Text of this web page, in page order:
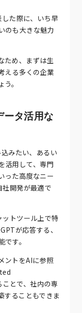
た際に、いち早
のも大きな魅力
ため、まずは生
える多くの企業
。
ータ活用な
みたい、あるい
活用して、専門
った高度なニー
開発が最適で
トツール上で特
が応答する、
す。
ントをAIに参照
とで、社内の専
することもできま